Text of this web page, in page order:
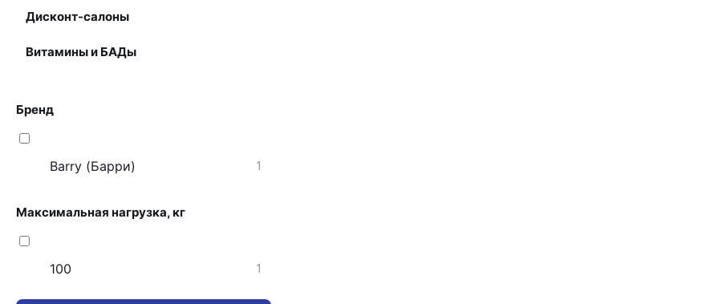
Дисконт-салоны
Витамины и БАДы
Бренд
Barry (Барри) 1
Максимальная нагрузка, кг
100 1